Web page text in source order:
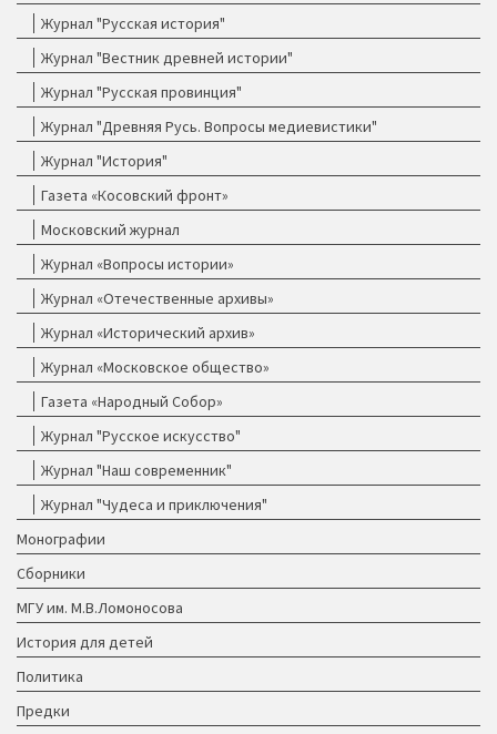
Журнал "Русская история"
Журнал "Вестник древней истории"
Журнал "Русская провинция"
Журнал "Древняя Русь. Вопросы медиевистики"
Журнал "История"
Газета «Косовский фронт»
Московский журнал
Журнал «Вопросы истории»
Журнал «Отечественные архивы»
Журнал «Исторический архив»
Журнал «Московское общество»
Газета «Народный Собор»
Журнал "Русское искусство"
Журнал "Наш современник"
Журнал "Чудеса и приключения"
Монографии
Сборники
МГУ им. М.В.Ломоносова
История для детей
Политика
Предки